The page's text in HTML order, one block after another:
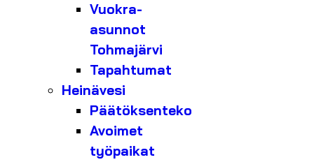
Vuokra-
asunnot
Tohmajärvi
Tapahtumat
Heinävesi
Päätöksenteko
Avoimet
työpaikat